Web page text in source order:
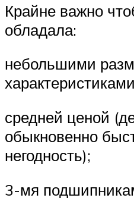
Крайне важно
обладала:
небольшими
средней ценой
обыкновенно
негодность);
3-мя